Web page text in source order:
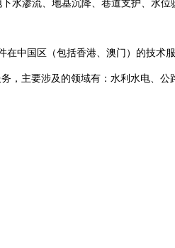
水渗流、地基沉降、巷道支护、水位
在中国区（包括香港、澳门）的技术
，主要涉及的领域有：水利水电、